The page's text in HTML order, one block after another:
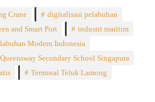
Crane
digitalisasi pelabuhan
and Smart Port
industri maritim
Modern Indonesia
Queensway Secondary School Singapura
Terminal Teluk Lamong